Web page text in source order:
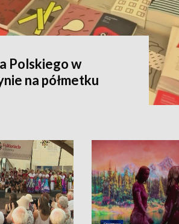
Polskiego w
na półmetku